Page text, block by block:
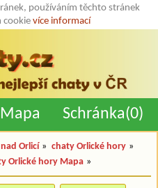
používáním těchto stránek
cookie více informací
Mapa Schránka(0)
Orlicí » chaty Orlické hory »
Orlické hory Mapa »